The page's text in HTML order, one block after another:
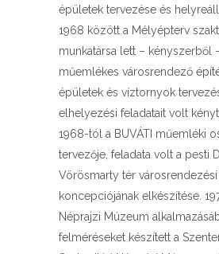
épületek tervezése és
1968 között a Mélyépterv
munkatársa lett – kényszerből
műemlékes városrendező
épületek és víztornyok
elhelyezési feladatait volt
1968-tól a BUVÁTI műemléki
tervezője, feladata volt a pesti
Vörösmarty tér városrendezési
koncepciójának elkészítése.
Néprajzi Múzeum
felméréseket készített a